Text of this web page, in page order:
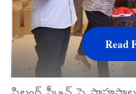
Read